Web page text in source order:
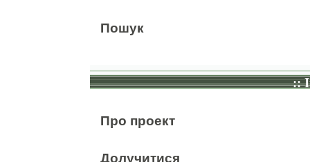
Пошук
::
Про проект
Долучитися